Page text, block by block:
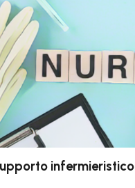
infermieristico